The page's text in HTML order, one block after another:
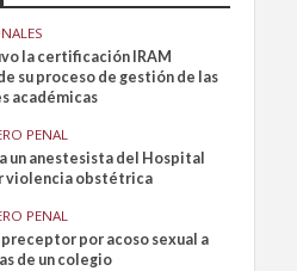
la certificación IRAM
su proceso de gestión de las
académicas
PENAL
un anestesista del Hospital
violencia obstétrica
PENAL
preceptor por acoso sexual a
de un colegio